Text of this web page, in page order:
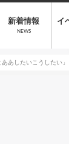
新着情報
NEWS
イ
あしたいこうしたい